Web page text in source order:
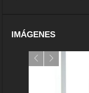
IMÁGENES